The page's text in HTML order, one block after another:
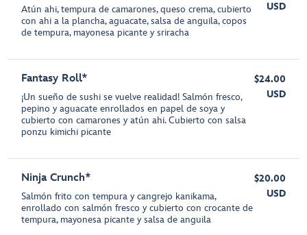
Atún ahi, tempura de camarones, queso crema, cubierto
con ahi a la plancha, aguacate, salsa de anguila, copos
de tempura, mayonesa picante y sriracha
USD
Fantasy Roll*
¡Un sueño de sushi se vuelve realidad! Salmón fresco,
pepino y aguacate enrollados en papel de soya y
cubierto con camarones y atún ahi. Cubierto con salsa
ponzu kimichi picante
$24.00
USD
Ninja Crunch*
Salmón frito con tempura y cangrejo kanikama,
enrollado con salmón fresco y cubierto con crocante de
tempura, mayonesa picante y salsa de anguila
$20.00
USD